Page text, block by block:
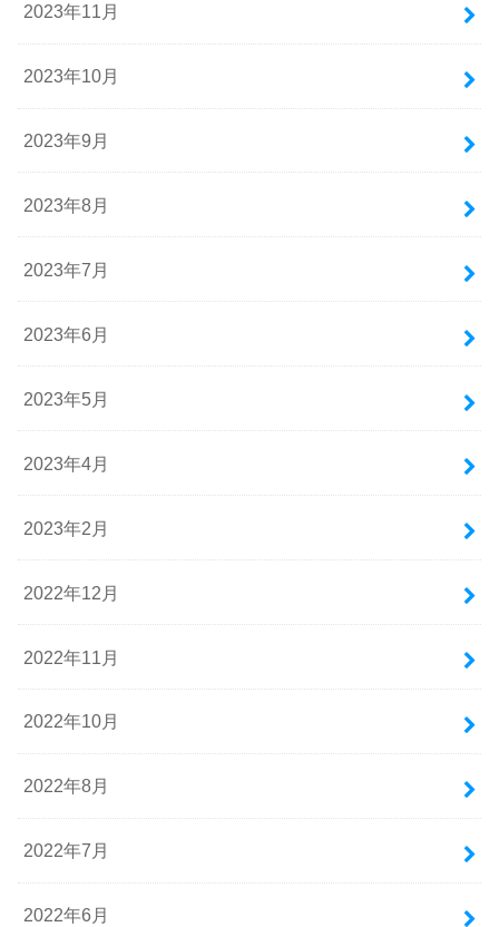
2023年11月
2023年10月
2023年9月
2023年8月
2023年7月
2023年6月
2023年5月
2023年4月
2023年2月
2022年12月
2022年11月
2022年10月
2022年8月
2022年7月
2022年6月